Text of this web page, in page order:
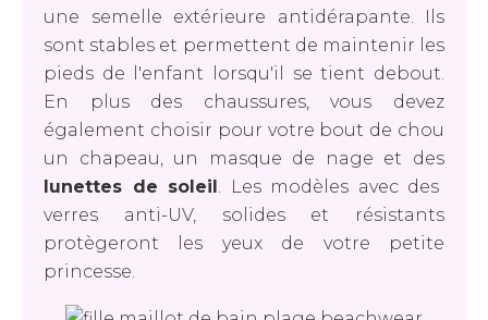
une semelle extérieure antidérapante. Ils
sont stables et permettent de maintenir les
pieds de l'enfant lorsqu'il se tient debout.
En plus des chaussures, vous devez
également choisir pour votre bout de chou
un chapeau, un masque de nage et des
lunettes de soleil . Les modèles avec des
verres anti-UV, solides et résistants
protègeront les yeux de votre petite
princesse.